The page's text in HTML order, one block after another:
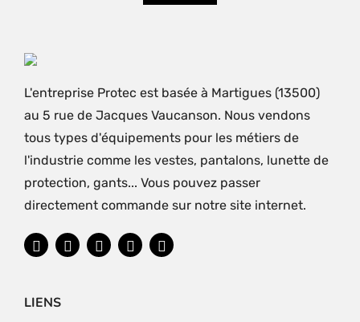
L'entreprise Protec est basée à Martigues (13500)
au 5 rue de Jacques Vaucanson. Nous vendons
tous types d'équipements pour les métiers de
l'industrie comme les vestes, pantalons, lunette de
protection, gants... Vous pouvez passer
directement commande sur notre site internet.
LIENS